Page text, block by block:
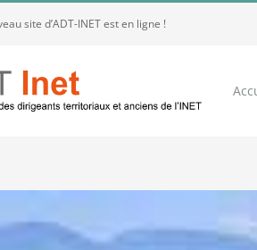
site d’ADT-INET est en ligne !